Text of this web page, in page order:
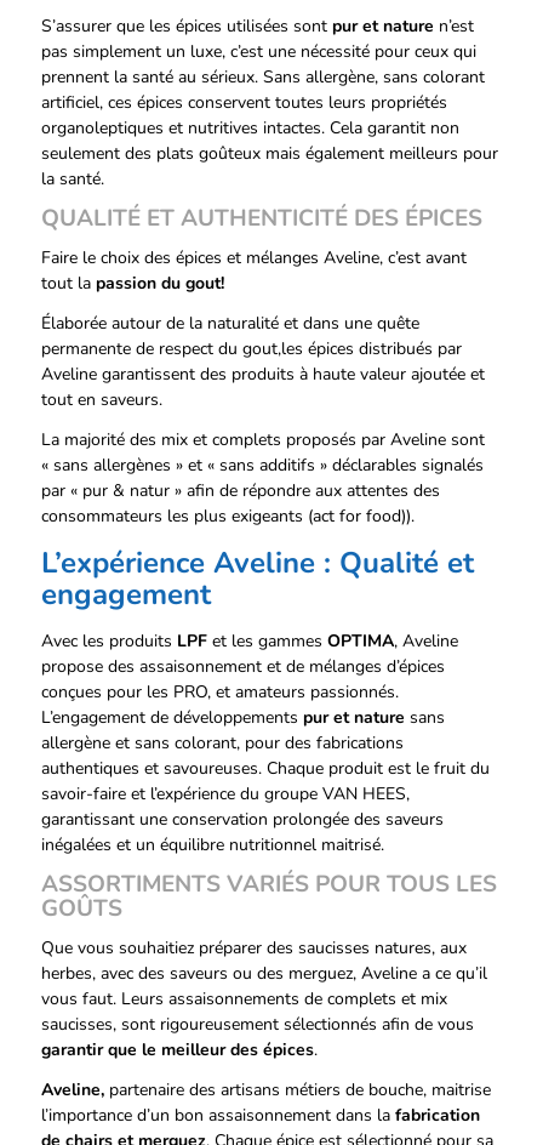
S’assurer que les épices utilisées sont pur et nature n’est
pas simplement un luxe, c’est une nécessité pour ceux qui
prennent la santé au sérieux. Sans allergène, sans colorant
artificiel, ces épices conservent toutes leurs propriétés
organoleptiques et nutritives intactes. Cela garantit non
seulement des plats goûteux mais également meilleurs pour
la santé.
QUALITÉ ET AUTHENTICITÉ DES ÉPICES
Faire le choix des épices et mélanges Aveline, c’est avant
tout lapassion du gout!
Élaborée autour de la naturalité et dans une quête
permanente de respect du gout,les épices distribués par
Aveline garantissent des produits à haute valeur ajoutée et
tout en saveurs.
La majorité des mix et complets proposés par Aveline sont
« sans allergènes » et « sans additifs » déclarables signalés
par « pur & natur » afin de répondre aux attentes des
consommateurs les plus exigeants (act for food)).
L’expérience Aveline : Qualité et
engagement
Avec les produits LPFet les gammes OPTIMA, Aveline
propose des assaisonnement et de mélanges d’épices
conçues pour les PRO, et amateurs passionnés.
L’engagement de développements pur et nature sans
allergène et sans colorant, pour des fabrications
authentiques et savoureuses. Chaque produit est le fruit du
savoir-faire et l’expérience du groupe VAN HEES,
garantissant une conservation prolongéedes saveurs
inégalées et un équilibre nutritionnel maitrisé.
ASSORTIMENTS VARIÉS POUR TOUS LES
GOÛTS
Que vous souhaitiez préparer des saucisses natures, aux
herbes, avec des saveurs ou des merguez, Aveline a ce qu’il
vous faut. Leurs assaisonnements de complets et mix
saucisses, sont rigoureusement sélectionnés afin de vous
garantir que le meilleur des épices.
Aveline, partenaire des artisans métiers de bouche, maitrise
l’importance d’un bon assaisonnement dans la fabrication
de chairs et merguez. Chaque épice est sélectionné pour sa